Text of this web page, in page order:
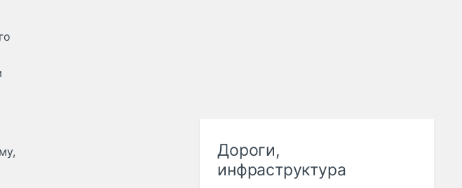
Дороги,
инфраструктура